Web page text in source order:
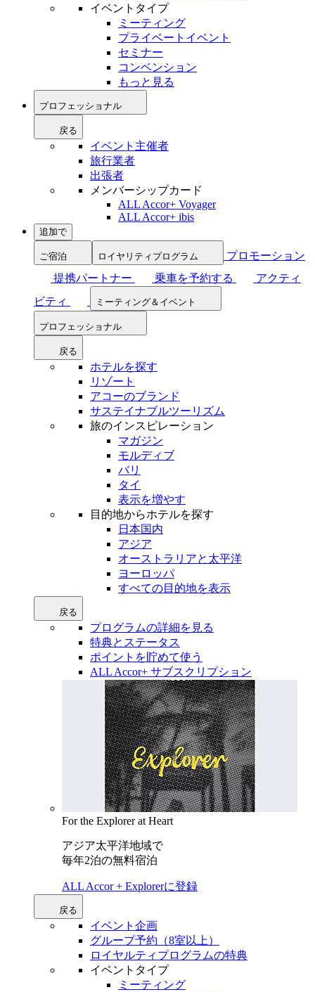
イベントタイプ
ミーティング
プライベートイベント
セミナー
コンベンション
もっと見る
プロフェッショナル
戻る
イベント主催者
旅行業者
出張者
メンバーシップカード
ALL Accor+ Voyager
ALL Accor+ ibis
追加で
ご宿泊 ロイヤリティプログラム
プロモーション
提携パートナー
乗車を予約する
アクティ
ビティ
ミーティング＆イベント
プロフェッショナル
戻る
ホテルを探す
リゾート
アコーのブランド
サステイナブルツーリズム
旅のインスピレーション
マガジン
モルディブ
バリ
タイ
表示を増やす
目的地からホテルを探す
日本国内
アジア
オーストラリアと太平洋
ヨーロッパ
すべての目的地を表示
戻る
プログラムの詳細を見る
特典とステータス
ポイントを貯めて使う
ALL Accor+ サブスクリプション
For the Explorer at Heart
アジア太平洋地域で
毎年2泊の無料宿泊
ALL Accor + Explorerに登録
戻る
イベント企画
グループ予約（8室以上）
ロイヤルティプログラムの特典
イベントタイプ
ミーティング